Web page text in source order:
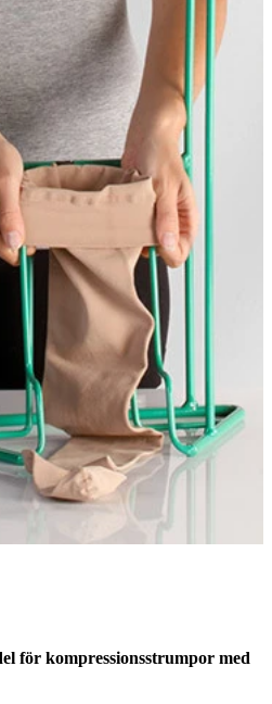
för kompressionsstrumpor med